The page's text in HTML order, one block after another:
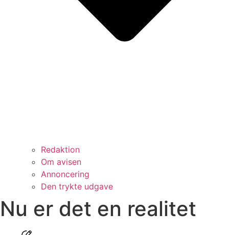
Redaktion
Om avisen
Annoncering
Den trykte udgave
Nu er det en realitet